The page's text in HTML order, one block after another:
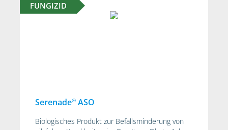
FUNGIZID
Serenade® ASO
Biologisches Produkt zur Befallsminderung von